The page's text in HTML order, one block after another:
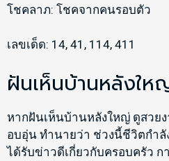
โชคลาภ: โชคจากคนรอบตัว
เลขเด็ด: 14, 41, 114, 411
ฝันเห็นบ้านหลังให
หากฝันเห็นบ้านหลังใหญ่ ดูสวย
อบอุ่น ทำนายว่า ช่วงนี้ชีวิตกำลั
ได้รับข่าวดีเกี่ยวกับครอบครัว